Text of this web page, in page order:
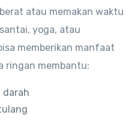
atau memakan waktu
yoga, atau
memberikan manfaat
ringan membantu:
darah